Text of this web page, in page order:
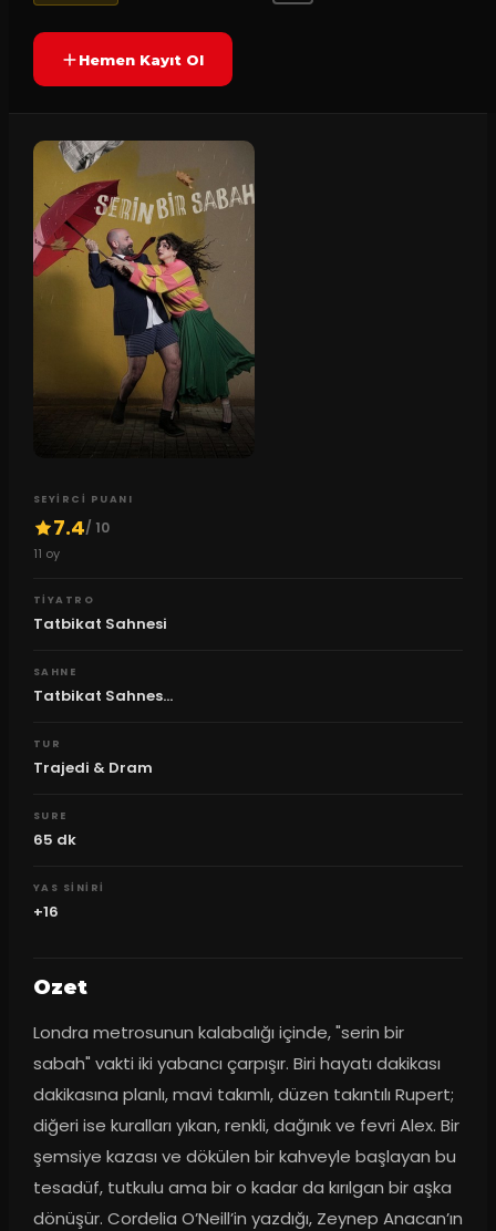
Hemen Kayıt Ol
SEYIRCI PUANI
7.4/ 10
11 oy
TIYATRO
Tatbikat Sahnesi
SAHNE
Tatbikat Sahnes...
TUR
Trajedi & Dram
SURE
65 dk
YAS SINIRI
+16
Ozet
Londra metrosunun kalabalığı içinde, "serin bir
sabah" vakti iki yabancı çarpışır. Biri hayatı dakikası
dakikasına planlı, mavi takımlı, düzen takıntılı Rupert;
diğeri ise kuralları yıkan, renkli, dağınık ve fevri Alex. Bir
şemsiye kazası ve dökülen bir kahveyle başlayan bu
tesadüf, tutkulu ama bir o kadar da kırılgan bir aşka
dönüşür. Cordelia O’Neill’in yazdığı, Zeynep Anacan’ın